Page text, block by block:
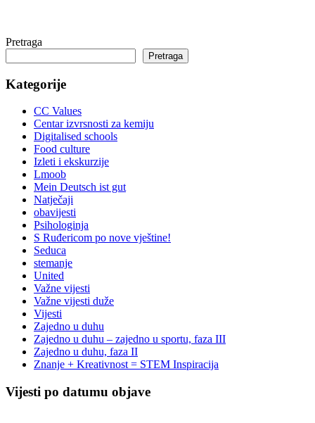
Pretraga
Pretraga
Kategorije
CC Values
Centar izvrsnosti za kemiju
Digitalised schools
Food culture
Izleti i ekskurzije
Lmoob
Mein Deutsch ist gut
Natječaji
obavijesti
Psihologinja
S Ruđericom po nove vještine!
Seduca
stemanje
United
Važne vijesti
Važne vijesti duže
Vijesti
Zajedno u duhu
Zajedno u duhu – zajedno u sportu, faza III
Zajedno u duhu, faza II
Znanje + Kreativnost = STEM Inspiracija
Vijesti po datumu objave